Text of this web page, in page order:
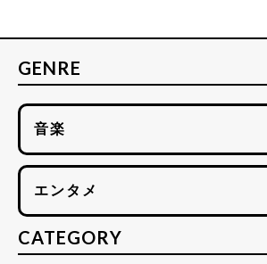
GENRE
音楽
エンタメ
CATEGORY